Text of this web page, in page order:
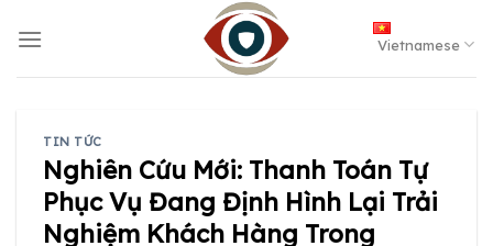
Vietnamese
TIN TỨC
Nghiên Cứu Mới: Thanh Toán Tự
Phục Vụ Đang Định Hình Lại Trải
Nghiệm Khách Hàng Trong